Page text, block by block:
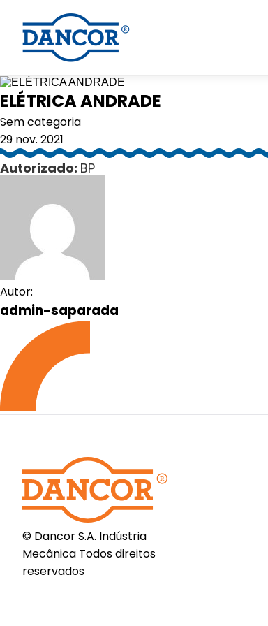
ELÉTRICA ANDRADE
Sem categoria
29 nov. 2021
Autorizado: BP
Autor:
admin-saparada
© Dancor S.A. Indústria
Mecânica Todos direitos
reservados